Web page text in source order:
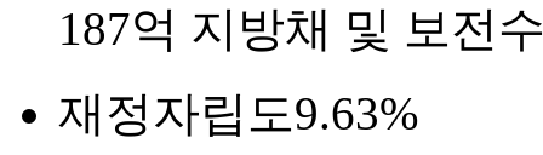
187억 지방채 및 보전
재정자립도9.63%